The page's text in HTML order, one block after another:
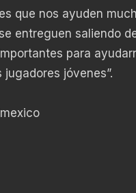
que nos ayuden
entreguen saliendo
para
jóvenes”.